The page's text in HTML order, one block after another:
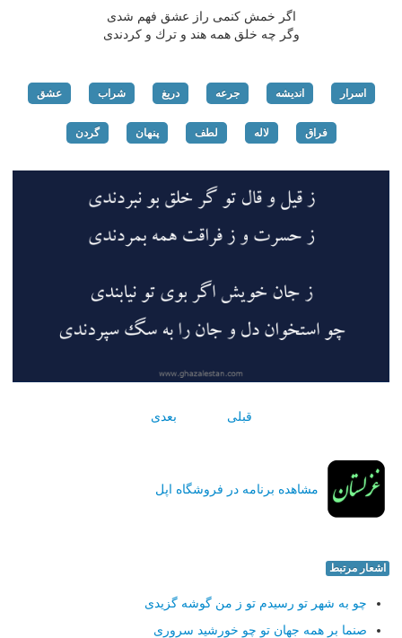
اگر خمش كنمی راز عشق فهم شدی
وگر چه خلق همه هند و ترك و كردندی
اسرار اندیشه جرعه دریغ شراب عشق
فراق لاله لطف پنهان گردن
قبلی بعدی
مشاهده برنامه در فروشگاه اپل
اشعار مرتبط
چو به شهر تو رسیدم تو ز من گوشه گزیدی
صنما بر همه جهان تو چو خورشید سروری